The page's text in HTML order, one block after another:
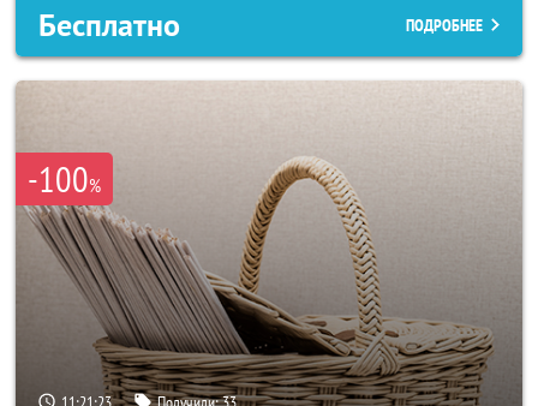
Бесплатно ПОДРОБНЕЕ
-100%